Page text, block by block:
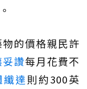
的價格親民許
妥讚每月花費不
纖達 則約300英